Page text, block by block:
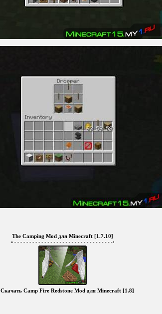
The Camping Mod для Minecraft [1.7.10]
Скачать Camp Fire Redstone Mod для Minecraft [1.8]